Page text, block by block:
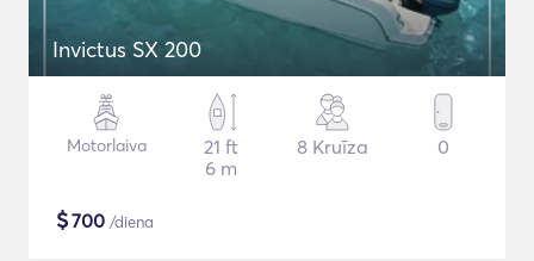
Invictus SX 200
Motorlaiva
21 ft
6 m
8 Kruīza 0
$700 /diena